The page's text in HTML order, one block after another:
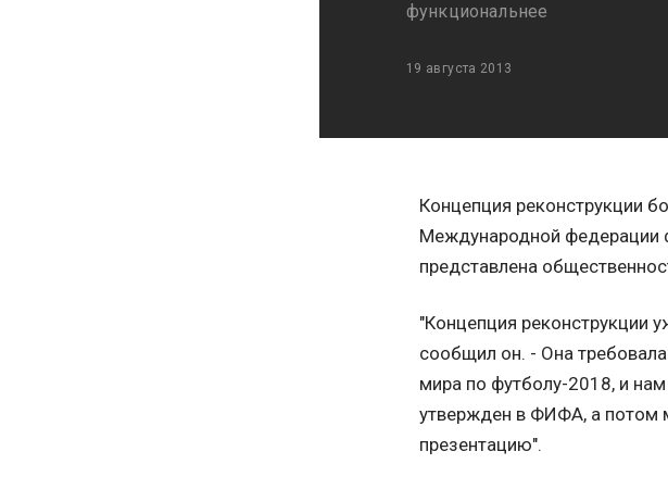
функциональнее
19 августа 2013
Концепция реконструкции
Международной федерации
представлена
"Концепция реконструкции
сообщил он. - Она
мира по футболу-2018, и
утвержден в ФИФА, а потом
презентацию".